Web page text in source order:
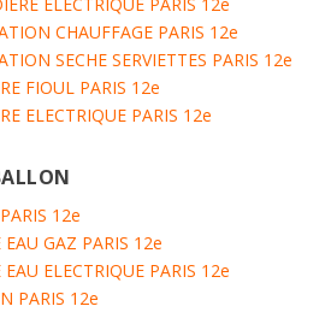
CHAUFFAGE PARIS 12e
SECHE SERVIETTES PARIS 12e
FIOUL PARIS 12e
ELECTRIQUE PARIS 12e
12e
GAZ PARIS 12e
ELECTRIQUE PARIS 12e
PARIS 12e